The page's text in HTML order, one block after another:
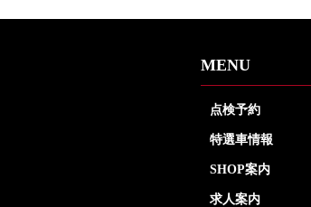
MENU
点検予約
特選車情報
SHOP案内
求人案内